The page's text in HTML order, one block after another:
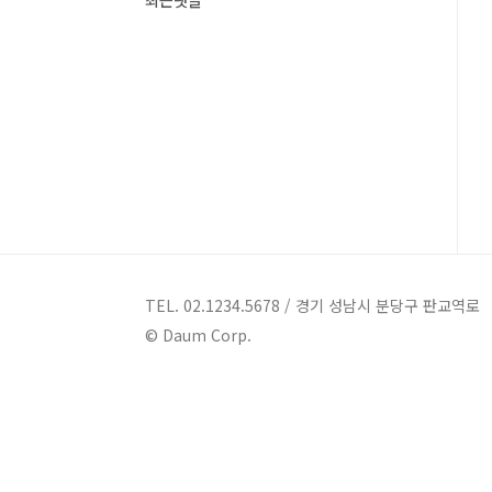
TEL. 02.1234.5678 / 경기 성남시 분당구 판교역로
© Daum Corp.